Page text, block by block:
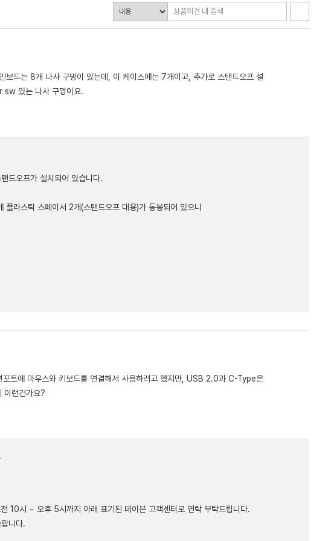
보드는 8개 나사 구멍이 있는데, 이 케이스에는 7개이고, 추가로 스탠드오프 설
있는 나사 구멍이요.
드오프가 설치되어 있습니다.
라스틱 스페이서 2개(스탠드오프 대용)가 동봉되어 있으니
포트에 마우스와 키보드를 연결해서 사용하려고 했지만, USB 2.0과 C-Type은
이런건가요?
10시 ~ 오후 5시까지 아래 표기된 데이븐 고객센터로 연락 부탁드립니다.
니다.